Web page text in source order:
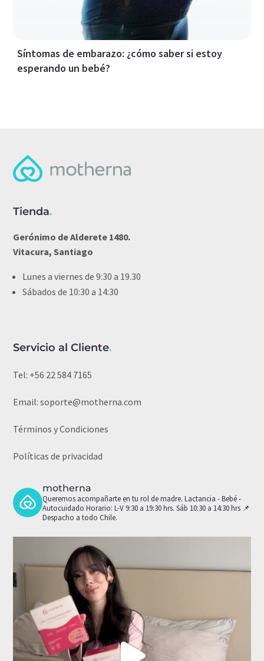
Síntomas de embarazo: ¿cómo saber si estoy
esperando un bebé?
Tienda.
Gerónimo de Alderete 1480.
Vitacura, Santiago
Lunes a viernes de 9:30 a 19.30
Sábados de 10:30 a 14:30
Servicio al Cliente.
Tel: +56 22 584 7165
Email:soporte@motherna.com
Términos y Condiciones
Políticas de privacidad
motherna
Queremos acompañarte en tu rol de madre. Lactancia - Bebé -
Autocuidado Horario: L-V 9:30 a 19:30 hrs. Sáb 10:30 a 14:30 hrs 📌
Despacho a todo Chile.